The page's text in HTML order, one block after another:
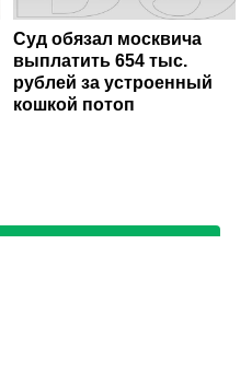
Суд обязал москвича
выплатить 654 тыс.
рублей за устроенный
кошкой потоп